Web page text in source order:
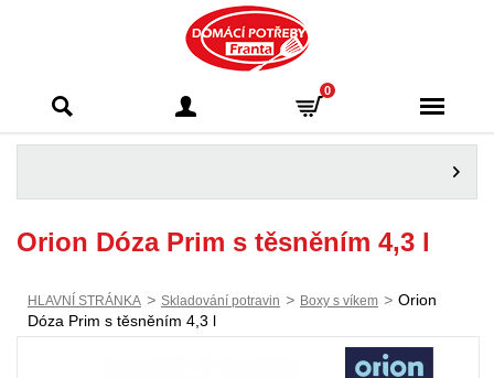
Franta - Příbram
0
Orion Dóza Prim s těsněním 4,3 l
HLAVNÍ STRÁNKA > Skladování potravin > Boxy s víkem > Orion
Dóza Prim s těsněním 4,3 l